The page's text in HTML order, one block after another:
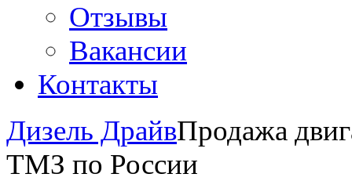
Отзывы
Вакансии
Контакты
Дизель ДрайвПродажа
ТМЗ по России